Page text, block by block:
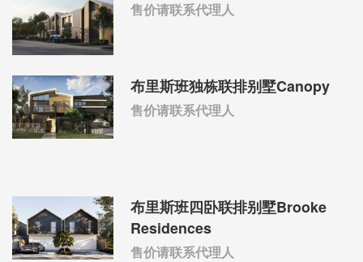
售价请联系代理人
布里斯班独栋联排别墅Canopy
售价请联系代理人
布里斯班四卧联排别墅Brooke
Residences
售价请联系代理人